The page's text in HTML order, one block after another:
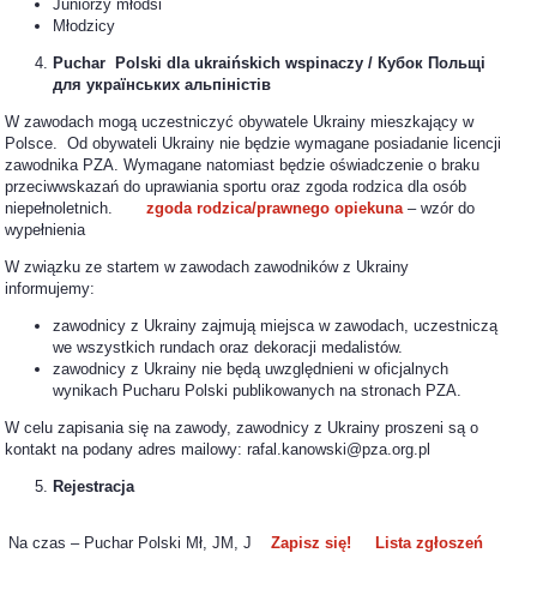
Juniorzy młodsi
Młodzicy
Puchar Polski dla ukraińskich wspinaczy / Кубок Польщі
для українських альпіністів
W zawodach mogą uczestniczyć obywatele Ukrainy mieszkający w
Polsce. Od obywateli Ukrainy nie będzie wymagane posiadanie licencji
zawodnika PZA. Wymagane natomiast będzie oświadczenie o braku
przeciwwskazań do uprawiania sportu oraz zgoda rodzica dla osób
niepełnoletnich.zgoda rodzica/prawnego opiekuna – wzór do
wypełnienia
W związku ze startem w zawodach zawodników z Ukrainy
informujemy:
zawodnicy z Ukrainy zajmują miejsca w zawodach, uczestniczą
we wszystkich rundach oraz dekoracji medalistów.
zawodnicy z Ukrainy nie będą uwzględnieni w oficjalnych
wynikach Pucharu Polski publikowanych na stronach PZA.
W celu zapisania się na zawody, zawodnicy z Ukrainy proszeni są o
kontakt na podany adres mailowy: rafal.kanowski@pza.org.pl
Rejestracja
Na czas – Puchar Polski Mł, JM, J Zapisz się! Lista zgłoszeń